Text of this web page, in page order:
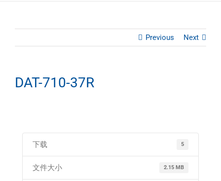
Previous Next
DAT-710-37R
下载 5
文件大小 2.15 MB